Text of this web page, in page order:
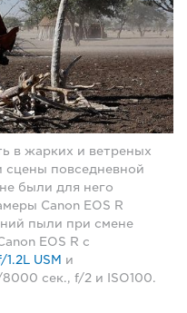
в жарких и ветреных
сцены повседневной
были для него
Canon EOS R
пыли при смене
EOS R с
USM и
сек., f/2 и ISO100.